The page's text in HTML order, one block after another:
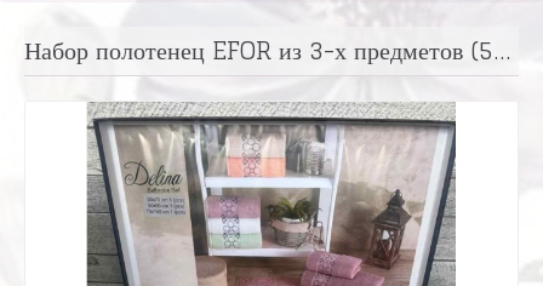
Набор полотенец EFOR из 3-х предметов (50*70;50*90;70*140) DELINA минтоловый (mint)